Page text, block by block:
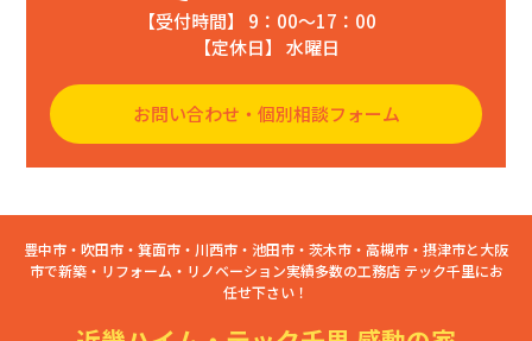
【受付時間】 9：00〜17：00
【定休日】 水曜日
お問い合わせ・個別相談フォーム
豊中市・吹田市・箕面市・川西市・池田市・茨木市・高槻市・摂津市と大阪
市で新築・リフォーム・リノベーション実績多数の工務店 テック千里にお
任せ下さい！